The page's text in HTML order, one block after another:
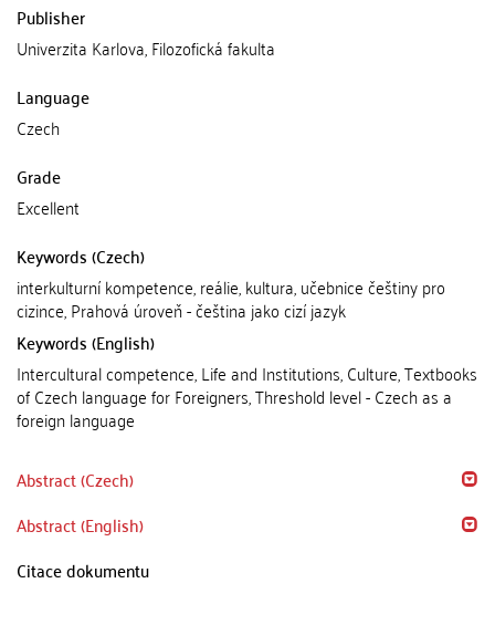
Publisher
Univerzita Karlova, Filozofická fakulta
Language
Czech
Grade
Excellent
Keywords (Czech)
interkulturní kompetence, reálie, kultura, učebnice češtiny pro
cizince, Prahová úroveň - čeština jako cizí jazyk
Keywords (English)
Intercultural competence, Life and Institutions, Culture, Textbooks
of Czech language for Foreigners, Threshold level - Czech as a
foreign language
Abstract (Czech)
Abstract (English)
Citace dokumentu